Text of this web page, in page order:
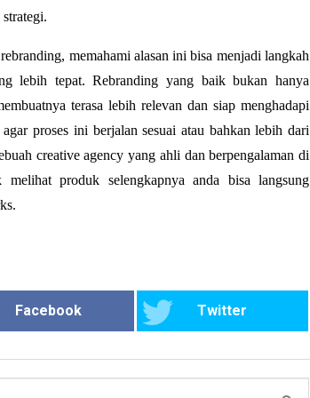
memahami alasan ini bisa menjadi langkah
lebih tepat. Rebranding yang baik bukan hanya
terasa lebih relevan dan siap menghadapi
proses ini berjalan sesuai atau bahkan lebih dari
creative agency yang ahli dan berpengalaman di
produk selengkapnya anda bisa langsung
Facebook Twitter